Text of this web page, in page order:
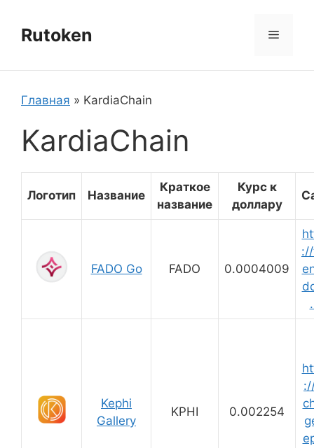
содержимому
Rutoken Меню
Главная » KardiaChain
KardiaChain
Логотип Название
Краткое
название
Курс к
доллару
FADO Go FADO 0.0004009
Kephi
Gallery
KPHI 0.002254